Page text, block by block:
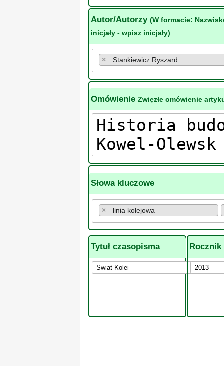
Autor/Autorzy (W formacie:
inicjały - wpisz inicjały)
× Stankiewicz Ryszard
Omówienie Zwięzłe omówienie
Słowa kluczowe
× linia kolejowa
Tytuł czasopisma Rocznik